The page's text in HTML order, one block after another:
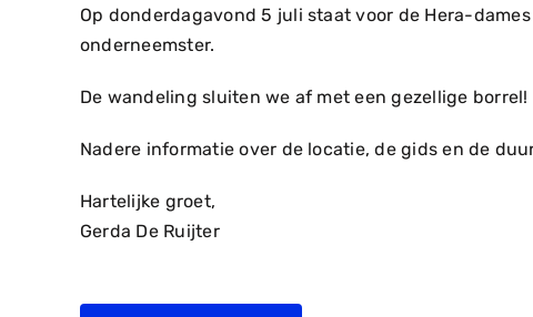
Op donderdagavond 5 juli staat voor de Hera-
onderneemster.
De wandeling sluiten we af met een gezellige borrel!
Nadere informatie over de locatie, de gids en de
Hartelijke groet,
Gerda De Ruijter